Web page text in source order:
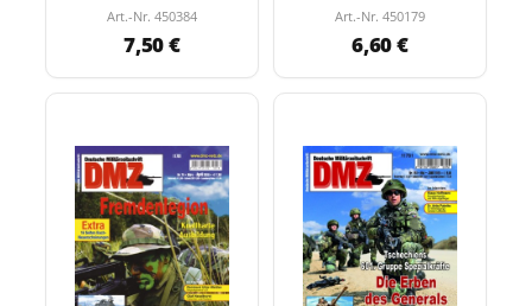
Art.-Nr. 450384
7,50 €
Art.-Nr. 450179
6,60 €